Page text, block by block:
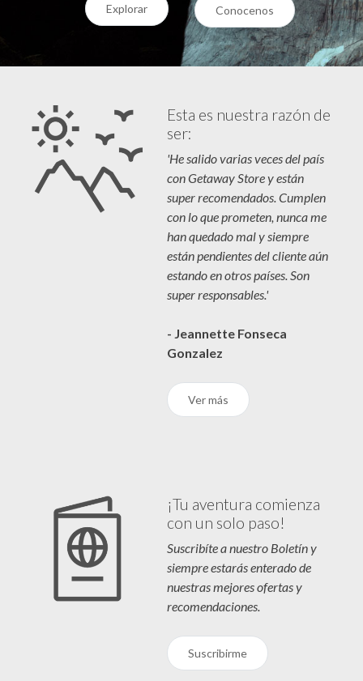
Explorar Conocenos
Esta es nuestra razón de
ser:
'He salido varias veces del país
con Getaway Store y están
super recomendados. Cumplen
con lo que prometen, nunca me
han quedado mal y siempre
están pendientes del cliente aún
estando en otros países. Son
super responsables.'
- Jeannette Fonseca
Gonzalez
Ver más
¡Tu aventura comienza
con un solo paso!
Suscribíte a nuestro Boletín y
siempre estarás enterado de
nuestras mejores ofertas y
recomendaciones.
Suscribirme